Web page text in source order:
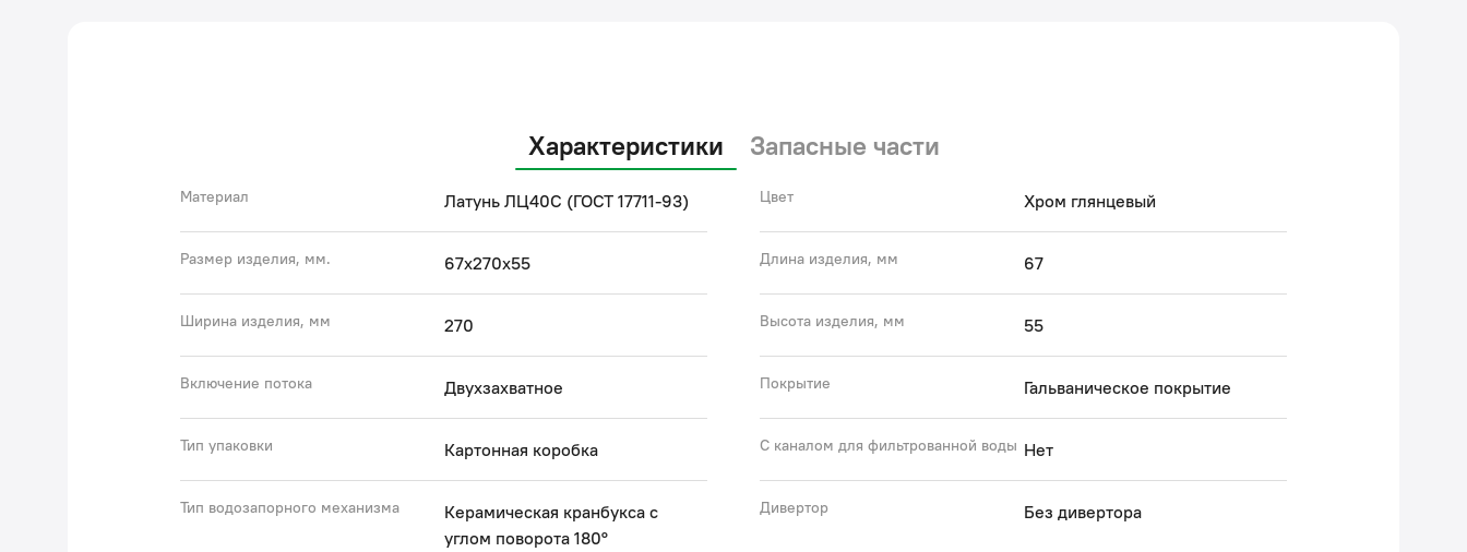
Характеристики Запасные части
Материал Латунь ЛЦ40C (ГОСТ 17711-93) Цвет Хром глянцевый
Размер изделия, мм. 67x270x55 Длина изделия, мм 67
Ширина изделия, мм 270 Высота изделия, мм 55
Включение потока Двухзахватное Покрытие Гальваническое покрытие
Тип упаковки Картонная коробка С каналом для фильтрованной воды Нет
Тип водозапорного механизма
Керамическая кранбукса с
углом поворота 180°
Дивертор Без дивертора